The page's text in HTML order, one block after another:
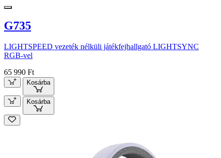
G735
LIGHTSPEED vezeték nélküli játékfejhallgató LIGHTSYNC
RGB-vel
65 990 Ft
Kosárba
Kosárba